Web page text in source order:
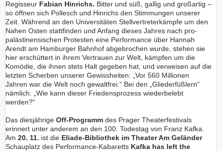
Regisseur Fabian Hinrichs. Bitter und süß, gallig und großartig –
so öffnen sich Pollesch und Hinrichs den Stimmungen unserer
Zeit. Während an den Universitäten Stellvertreterkämpfe um den
Nahen Osten stattfinden und Anfang dieses Jahres nach pro-
palästinensischen Protesten eine Performance über Hannah
Arendt am Hamburger Bahnhof abgebrochen wurde, stehen sie
hier erschüttert in ihrem Vertrauen zur Welt, kämpfen um die
Komödie, die ihnen stets Halt gegeben hat, und verweisen auf die
letzten Scherben unserer Gewissheiten: „Vor 560 Millionen
Jahren war die Welt noch gewaltfrei.“ Bei den „Gliederfüßlern“
nämlich. „Wie kann dieser Friedensprozess wiederbelebt
werden?“
Das diesjährige Off-Programm des Prager Theaterfestivals
erinnert unter anderem an den 100. Todestag von Franz Kafka.
Am 20. 11. ist die Eliade-Bibliothek im Theater Am Geländer
Schauplatz des Performance-Kabaretts Kafka has left the